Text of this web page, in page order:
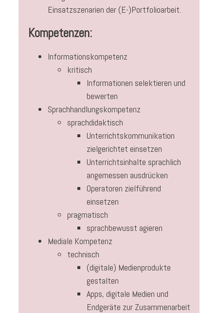
Einsatzszenarien der (E-)Portfolioarbeit.
Kompetenzen:
Informationskompetenz
kritisch
Informationen selektieren und
bewerten
Sprachhandlungskompetenz
sprachdidaktisch
Unterrichtskommunikation
zielgerichtet einsetzen
Unterrichtsinhalte sprachlich
angemessen ausdrücken
Operatoren zielführend
einsetzen
pragmatisch
sprachbewusst agieren
Mediale Kompetenz
technisch
(digitale) Medienprodukte
gestalten
Apps, digitale Medien und
Endgeräte zur Zusammenarbeit